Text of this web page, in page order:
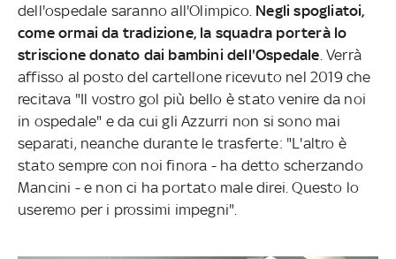
dell'ospedale saranno all'Olimpico. Negli spogliatoi,
come ormai da tradizione, la squadra porterà lo
striscione donato dai bambini dell'Ospedale . Verrà
affisso al posto del cartellone ricevuto nel 2019 che
recitava "Il vostro gol più bello è stato venire da noi
in ospedale" e da cui gli Azzurri non si sono mai
separati, neanche durante le trasferte: "L'altro è
stato sempre con noi finora - ha detto scherzando
Mancini - e non ci ha portato male direi. Questo lo
useremo per i prossimi impegni".